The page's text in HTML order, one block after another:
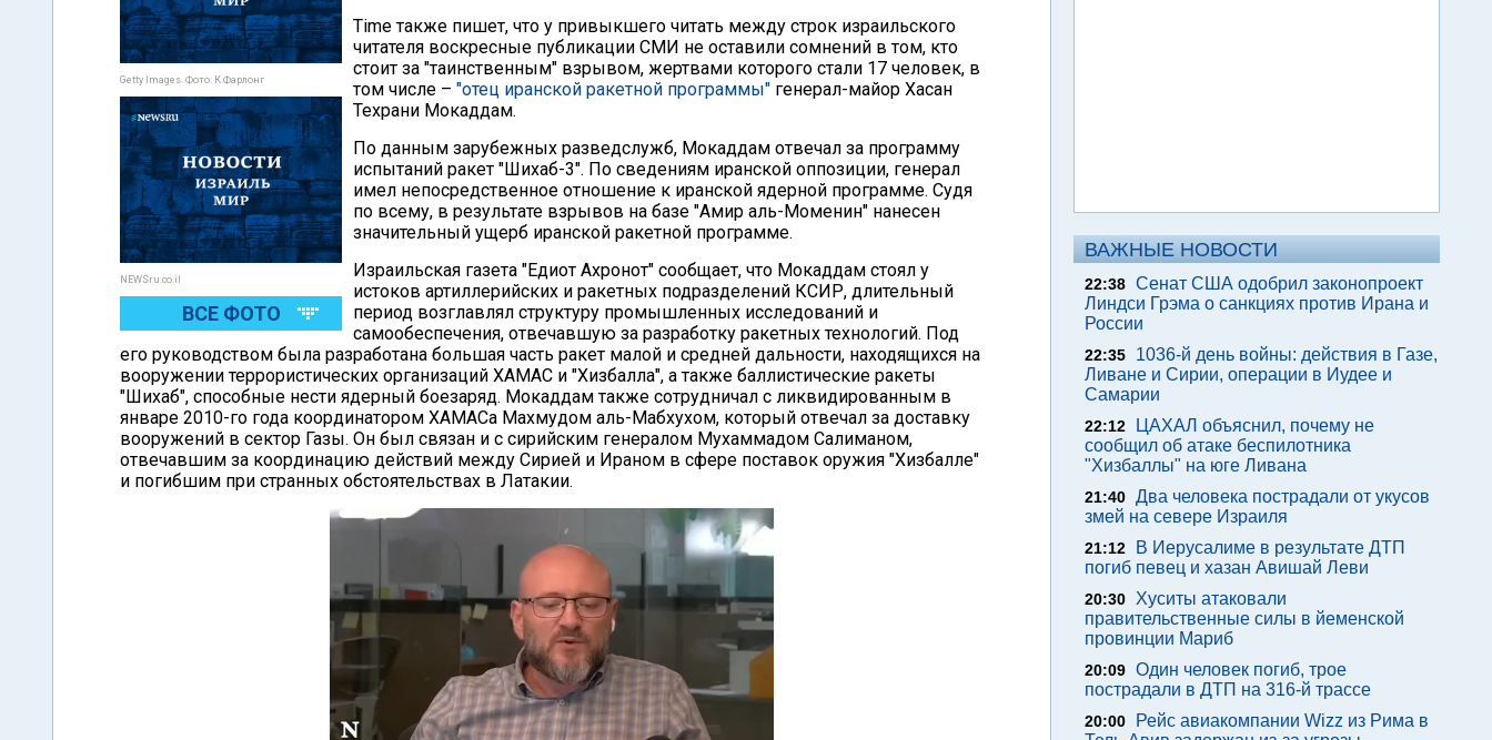
Getty Images. Фото: К.Фарлонг
NEWSru.co.il
ВСЕ ФОТО
Time также пишет, что у привыкшего читать между строк израильского
читателя воскресные публикации СМИ не оставили сомнений в том, кто
стоит за "таинственным" взрывом, жертвами которого стали 17 человек, в
том числе – "отец иранской ракетной программы" генерал-майор Хасан
Техрани Мокаддам.
По данным зарубежных разведслужб, Мокаддам отвечал за программу
испытаний ракет "Шихаб-3". По сведениям иранской оппозиции, генерал
имел непосредственное отношение к иранской ядерной программе. Судя
по всему, в результате взрывов на базе "Амир аль-Моменин" нанесен
значительный ущерб иранской ракетной программе.
Израильская газета "Едиот Ахронот" сообщает, что Мокаддам стоял у
истоков артиллерийских и ракетных подразделений КСИР, длительный
период возглавлял структуру промышленных исследований и
самообеспечения, отвечавшую за разработку ракетных технологий. Под
его руководством была разработана большая часть ракет малой и средней дальности, находящихся на
вооружении террористических организаций ХАМАС и "Хизбалла", а также баллистические ракеты
"Шихаб", способные нести ядерный боезаряд. Мокаддам также сотрудничал с ликвидированным в
январе 2010-го года координатором ХАМАСа Махмудом аль-Мабхухом, который отвечал за доставку
вооружений в сектор Газы. Он был связан и с сирийским генералом Мухаммадом Салиманом,
отвечавшим за координацию действий между Сирией и Ираном в сфере поставок оружия "Хизбалле"
и погибшим при странных обстоятельствах в Латакии.
ВАЖНЫЕ НОВОСТИ
22:38 Сенат США одобрил законопроект
Линдси Грэма о санкциях против Ирана и
России
22:35
1036-й день войны: действия в Газе,
Ливане и Сирии, операции в Иудее и
Самарии
22:12
ЦАХАЛ объяснил, почему не
сообщил об атаке беспилотника
"Хизбаллы" на юге Ливана
21:40 Два человека пострадали от укусов
змей на севере Израиля
21:12
В Иерусалиме в результате ДТП
погиб певец и хазан Авишай Леви
20:30
Хуситы атаковали
правительственные силы в йеменской
провинции Мариб
20:09 Один человек погиб, трое
пострадали в ДТП на 316-й трассе
20:00
Рейс авиакомпании Wizz из Рима в